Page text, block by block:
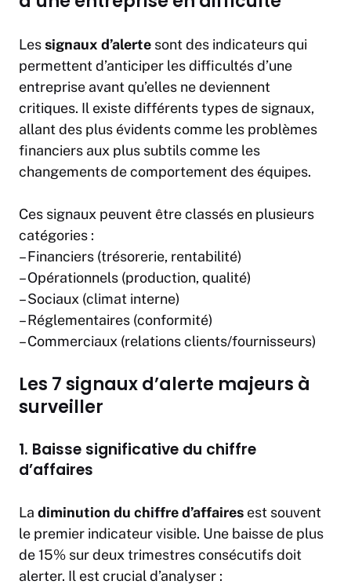
Lessignaux d’alerte sont des indicateurs qui
permettent d’anticiper les difficultés d’une
entreprise avant qu’elles ne deviennent
critiques. Il existe différents types de signaux,
allant des plus évidents comme les problèmes
financiers aux plus subtils comme les
changements de comportement des équipes.
Ces signaux peuvent être classés en plusieurs
catégories :
– Financiers (trésorerie, rentabilité)
– Opérationnels (production, qualité)
– Sociaux (climat interne)
– Réglementaires (conformité)
– Commerciaux (relations clients/fournisseurs)
Les 7 signaux d’alerte majeurs à
surveiller
1. Baisse significative du chiffre
d’affaires
La diminution du chiffre d’affaires est souvent
le premier indicateur visible. Une baisse de plus
de 15% sur deux trimestres consécutifs doit
alerter. Il est crucial d’analyser :